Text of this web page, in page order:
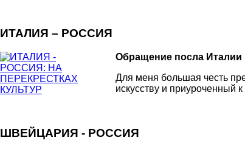
ИТАЛИЯ – РОССИЯ
Обращение посла Италии
Для меня большая честь
искусству и приуроченный
ШВЕЙЦАРИЯ - РОССИЯ